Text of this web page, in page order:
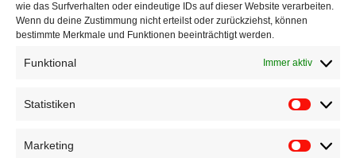
wie das Surfverhalten oder eindeutige IDs auf dieser Website verarbeiten.
Wenn du deine Zustimmung nicht erteilst oder zurückziehst, können
bestimmte Merkmale und Funktionen beeinträchtigt werden.
Funktional Immer aktiv
Statistiken
Marketing
Ettlinger Straße 59, 76137 Karlsruhe, Germany
+49 721 668004230
Startseite